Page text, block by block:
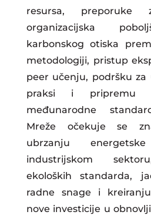
resursa,
organizacijska
karbonskog otiska
metodologiji, pristup
peer učenju, podršku za
praksi i pripremu
međunarodne
Mreže očekuje se
ubrzanju
industrijskom
ekoloških standarda,
radne snage i
nove investicije u